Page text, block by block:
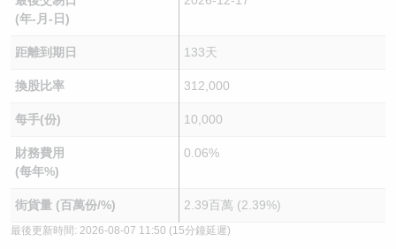
(年-月-日)
距離到期日 133天
換股比率 312,000
每手(份) 10,000
財務費用
(每年%)
0.06%
街貨量 (百萬份/%) 2.39百萬 (2.39%)
最後更新時間: 2026-08-07 11:50 (15分鐘延遲)